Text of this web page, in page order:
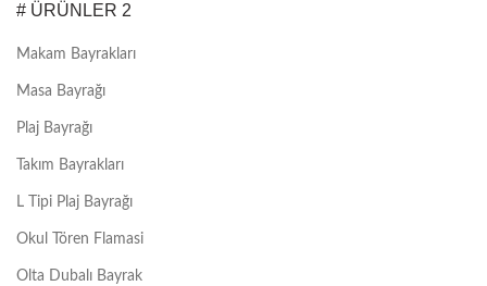
# ÜRÜNLER 2
Makam Bayrakları
Masa Bayrağı
Plaj Bayrağı
Takım Bayrakları
L Tipi Plaj Bayrağı
Okul Tören Flamasi
Olta Dubalı Bayrak